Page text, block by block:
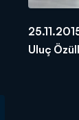
Uluç